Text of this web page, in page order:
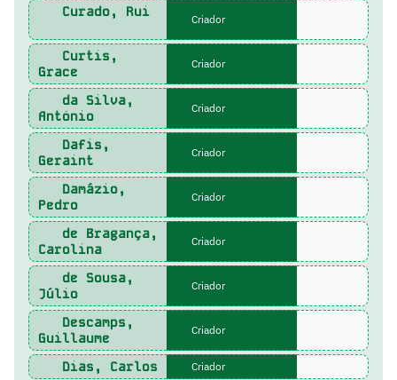
Curado, Rui Criador
Curtis,
Grace
Criador
da Silva,
António
Criador
Dafis,
Geraint
Criador
Damázio,
Pedro
Criador
de Bragança,
Carolina
Criador
de Sousa,
Júlio
Criador
Descamps,
Guillaume
Criador
Dias, Carlos Criador